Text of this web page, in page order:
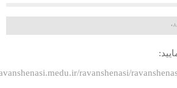
ravanshenasi/